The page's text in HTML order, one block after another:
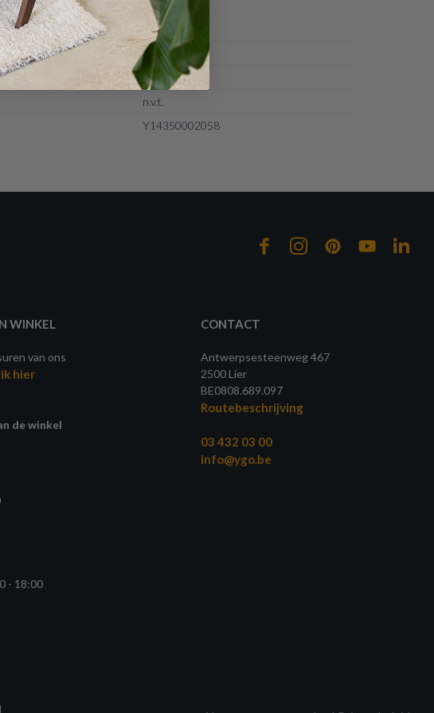
Metallic
Meubelplaat
n.v.t.
Y14350002058
WINKEL
van ons
hier
de winkel
- 18:00
CONTACT
Antwerpsesteenweg 467
2500 Lier
BE0808.689.097
Routebeschrijving
03 432 03 00
info@ygo.be